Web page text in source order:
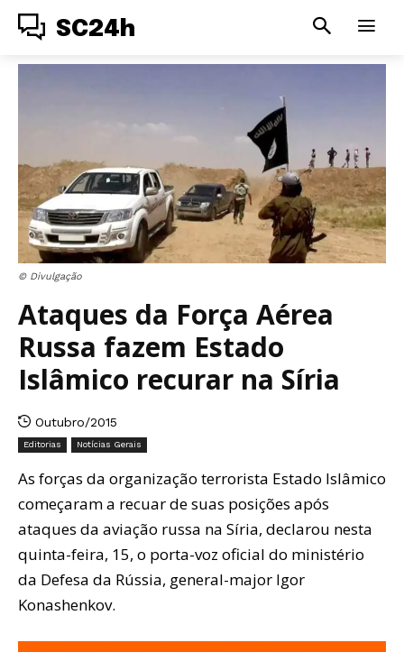
SC24h
© Divulgação
Ataques da Força Aérea
Russa fazem Estado
Islâmico recurar na Síria
Outubro/2015
Editorias Notícias Gerais
As forças da organização terrorista Estado Islâmico
começaram a recuar de suas posições após
ataques da aviação russa na Síria, declarou nesta
quinta-feira, 15, o porta-voz oficial do ministério
da Defesa da Rússia, general-major Igor
Konashenkov.